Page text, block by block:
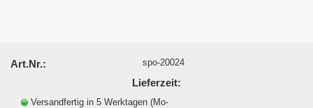
Art.Nr.: spo-20024
Lieferzeit:
Versandfertig in 5 Werktagen (Mo-